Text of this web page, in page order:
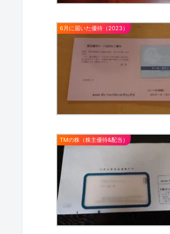
6月に届いた優待（2023）
TMの株（株主優待&配当）